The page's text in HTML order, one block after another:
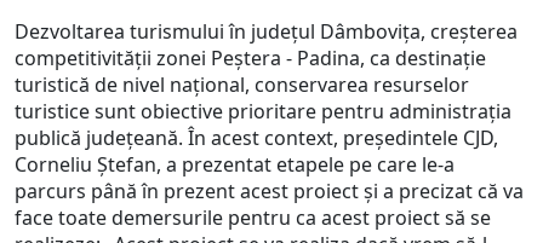
Dezvoltarea turismului în județul Dâmbovița, creşterea
competitivităţii zonei Peștera - Padina, ca destinaţie
turistică de nivel național, conservarea resurselor
turistice sunt obiective prioritare pentru administrația
publică județeană. În acest context, președintele CJD,
Corneliu Ștefan, a prezentat etapele pe care le-a
parcurs până în prezent acest proiect și a precizat că va
face toate demersurile pentru ca acest proiect să se